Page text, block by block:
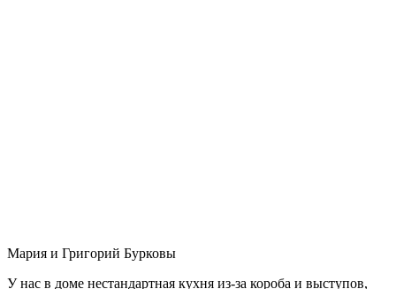
Мария и Григорий Бурковы
У нас в доме нестандартная кухня из-за короба и выступов,